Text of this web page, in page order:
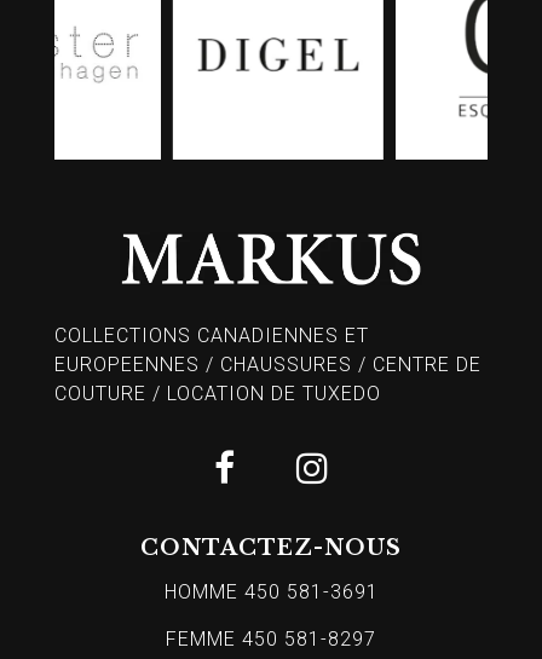
COLLECTIONS CANADIENNES ET
EUROPEENNES / CHAUSSURES / CENTRE DE
COUTURE / LOCATION DE TUXEDO
CONTACTEZ-NOUS
HOMME 450 581-3691
FEMME 450 581-8297